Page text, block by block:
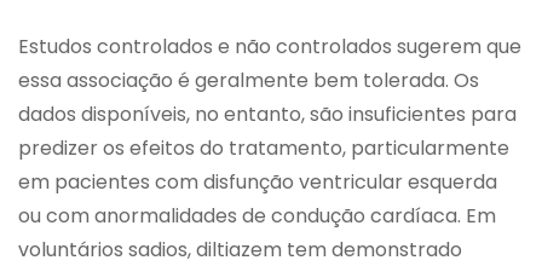
Estudos controlados e não controlados sugerem que
essa associação é geralmente bem tolerada. Os
dados disponíveis, no entanto, são insuficientes para
predizer os efeitos do tratamento, particularmente
em pacientes com disfunção ventricular esquerda
ou com anormalidades de condução cardíaca. Em
voluntários sadios, diltiazem tem demonstrado